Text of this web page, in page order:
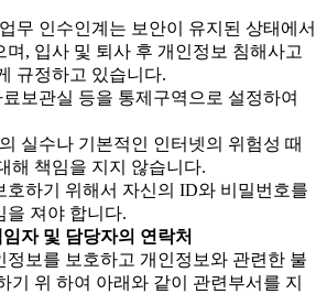
무 인수인계는 보안이 유지된 상태에서
, 입사 및 퇴사 후 개인정보 침해사고
규정하고 있습니다.
보관실 등을 통제구역으로 설정하여
실수나 기본적인 인터넷의 위험성 때
해 책임을 지지 않습니다.
호하기 위해서 자신의 ID와 비밀번호를
을 져야 합니다.
자 및 담당자의 연락처
정보를 보호하고 개인정보와 관련한 불
기 위 하여 아래와 같이 관련부서를 지